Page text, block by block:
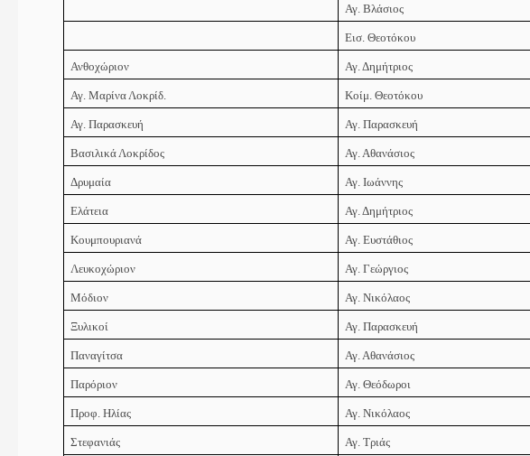
Αγ. Βλάσιος
Εισ. Θεοτόκου
Ανθοχώριον Αγ. Δημήτριος
Αγ. Μαρίνα Λοκρίδ. Κοίμ. Θεοτόκου
Αγ. Παρασκευή Αγ. Παρασκευή
Βασιλικά Λοκρίδος Αγ. Αθανάσιος
Δρυμαία Αγ. Ιωάννης
Ελάτεια Αγ. Δημήτριος
Κουμπουριανά Αγ. Ευστάθιος
Λευκοχώριον Αγ. Γεώργιος
Μόδιον Αγ. Νικόλαος
Ξυλικοί Αγ. Παρασκευή
Παναγίτσα Αγ. Αθανάσιος
Παρόριον Αγ. Θεόδωροι
Προφ. Ηλίας Αγ. Νικόλαος
Στεφανιάς Αγ. Τριάς